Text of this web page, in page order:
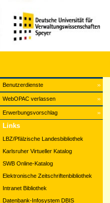
Benutzerdienste
WebOPAC verlassen
Erwerbungsvorschlag
Links
LBZ/Pfälzische Landesbibliothek
Karlsruher Virtueller Katalog
SWB Online-Katalog
Elektronische Zeitschriftenbibliothek
Intranet Bibliothek
Datenbank-Infosystem DBIS